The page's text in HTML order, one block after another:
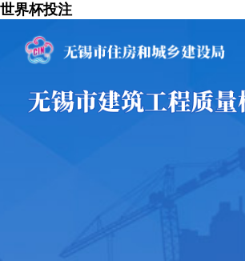
世界杯投注